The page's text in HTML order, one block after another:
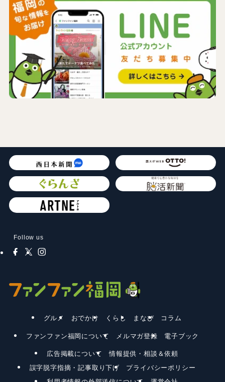
Follow us
グルメ おでかけ くらし まなび コラム
ファンファン福岡について メルマガ登録 電子ブック
広告掲載について
情報提供・相談＆依頼
誤字脱字指摘・記事取り下げ
プライバシーポリシー